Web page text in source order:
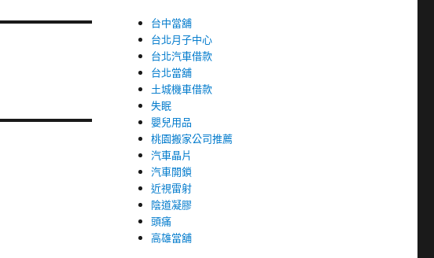
台中當舖
台北月子中心
台北汽車借款
台北當舖
土城機車借款
失眠
嬰兒用品
桃園搬家公司推薦
汽車晶片
汽車開鎖
近視雷射
陰道凝膠
頭痛
高雄當舖